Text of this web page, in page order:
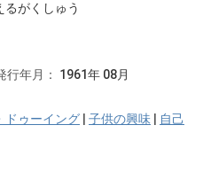
るがくしゅう
行年月：
1961年 08月
ドゥーイング 子供の興味
自己